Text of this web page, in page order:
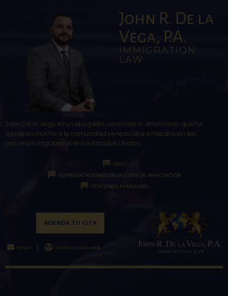
John R. De la
Vega, P.A.
IMMIGRATION
LAW
John De la Vega es un abogado venezolano-americano que ha
ayudado mucho a la comunidad venezolana e hispana en sus
procesos migratorios en los Estados Unidos.
ASILO
REPRESENTACIONES EN LA CORTE DE INMIGRACIÓN
PETICIONES FAMILIARES
AGENDA TU CITA
Email Visita mi sitio web